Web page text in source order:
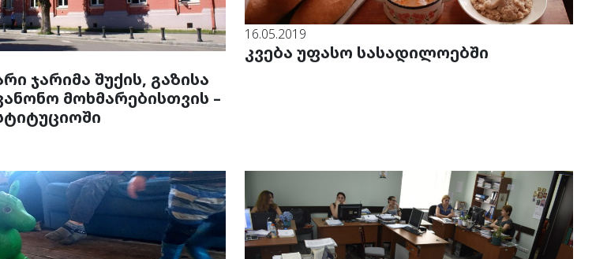
ჯარიმა შუქის, გაზისა
მოხმარებისთვის –
16.05.2019
კვება უფასო სასადილოებში